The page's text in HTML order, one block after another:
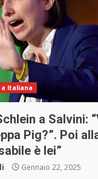
Italiana
a Salvini:
Pig?”. Poi
è lei”
Gennaio 22, 2025